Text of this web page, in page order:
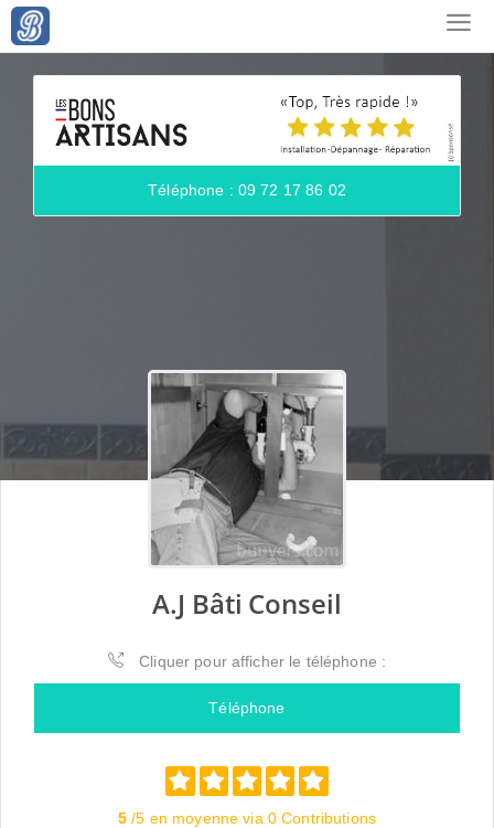
Téléphone : 09 72 17 86 02
A.J Bâti Conseil
Cliquer pour afficher le téléphone :
Téléphone
5 /5 en moyenne via 0 Contributions